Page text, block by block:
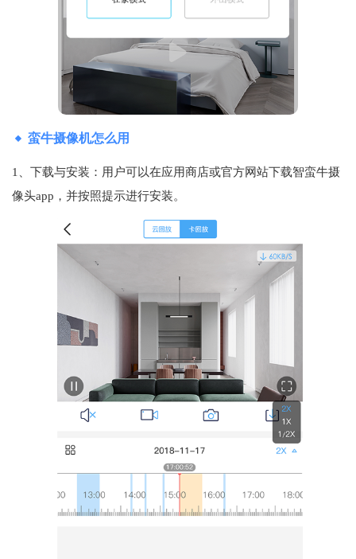
蛮牛摄像机怎么用
1、下载与安装：用户可以在应用商店或官方网站下载智蛮牛摄
像头app，并按照提示进行安装。